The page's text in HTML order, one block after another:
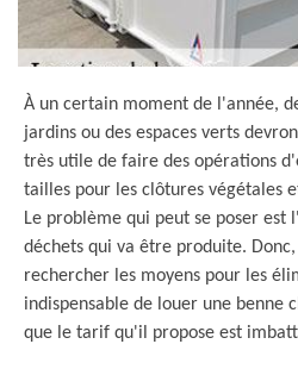
À un certain moment de l'année,
jardins ou des espaces verts
très utile de faire des opérations
tailles pour les clôtures végétales
Le problème qui peut se poser est
déchets qui va être produite.
rechercher les moyens pour les
indispensable de louer une benne
que le tarif qu'il propose est